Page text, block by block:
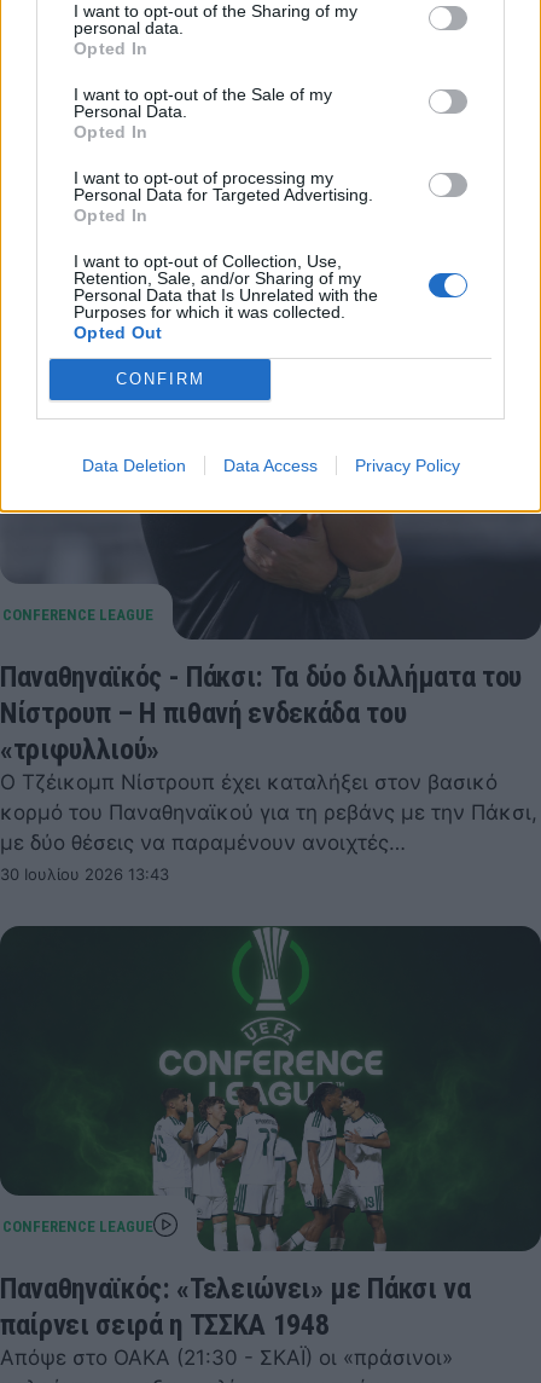
I want to opt-out of the Sharing of my
personal data.
Opted In
I want to opt-out of the Sale of my
Personal Data.
Opted In
I want to opt-out of processing my
Personal Data for Targeted Advertising.
Opted In
I want to opt-out of Collection, Use,
Retention, Sale, and/or Sharing of my
Personal Data that Is Unrelated with the
Purposes for which it was collected.
Opted Out
CONFIRM
Data Deletion Data Access Privacy Policy
εξέδρες.
30 Ιουλίου 2026 16:53
Παναθηναϊκός - Πάκσι: Τα δύο διλλήματα του
Νίστρουπ – Η πιθανή ενδεκάδα του
«τριφυλλιού»
Ο Τζέικομπ Νίστρουπ έχει καταλήξει στον βασικό
κορμό του Παναθηναϊκού για τη ρεβάνς με την Πάκσι,
με δύο θέσεις να παραμένουν ανοιχτές…
30 Ιουλίου 2026 13:43
Παναθηναϊκός: «Τελειώνει» με Πάκσι να
παίρνει σειρά η ΤΣΣΚΑ 1948
Απόψε στο ΟΑΚΑ (21:30 - ΣΚΑΪ) οι «πράσινοι»